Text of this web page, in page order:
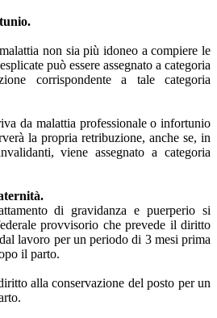
non sia più idoneo a compiere le
può essere assegnato a categoria
corrispondente a tale categoria
da malattia professionale o infortunio
la propria retribuzione, anche se, in
viene assegnato a categoria
di gravidanza e puerperio si
provvisorio che prevede il diritto
lavoro per un periodo di 3 mesi prima
il parto.
alla conservazione del posto per un